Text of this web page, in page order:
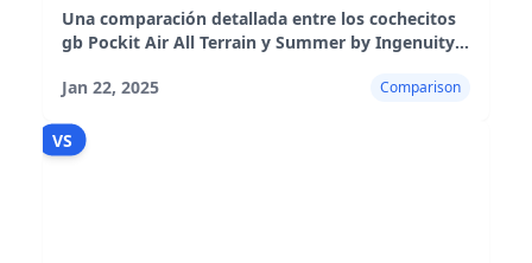
Una comparación detallada entre los cochecitos
gb Pockit Air All Terrain y Summer by Ingenuity
idoneidad
Jan 22, 2025 Comparison
VS